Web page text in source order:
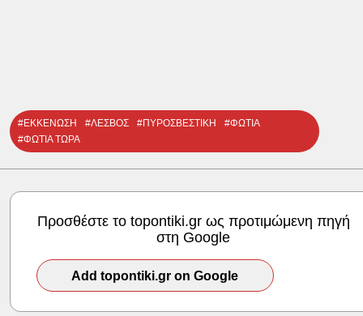
#ΕΚΚΕΝΩΣΗ #ΛΕΣΒΟΣ #ΠΥΡΟΣΒΕΣΤΙΚΗ
#ΦΩΤΙΑ
#ΦΩΤΙΑ ΤΩΡΑ
Προσθέστε το topontiki.gr ως προτιμώμενη πηγή
στη Google
Add topontiki.gr on Google